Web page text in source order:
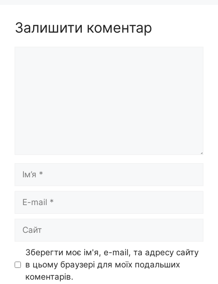
Залишити коментар
Ім’я
Сайт
Зберегти моє ім'я, e-mail, та адресу сайту
в цьому браузері для моїх подальших
коментарів.